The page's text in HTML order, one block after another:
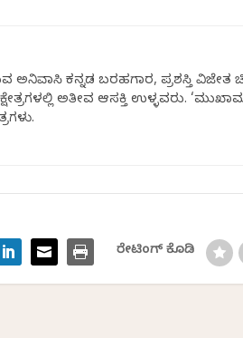
ಅನಿವಾಸಿ ಕನ್ನಡ ಬರಹಗಾರ, ಪ್ರಶಸ್ತಿ ವಿಜೇತ
ಕ್ಷೇತ್ರಗಳಲ್ಲಿ ಅತೀವ ಆಸಕ್ತಿ ಉಳ್ಳವರು.
ರೇಟಿಂಗ್ ಕೊಡಿ